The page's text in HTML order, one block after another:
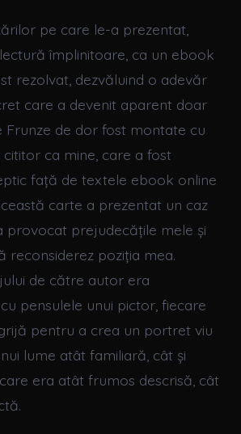
pe care le-a prezentat,
împlinitoare, ca un ebook
rezolvat, dezvăluind o adevăr
care a devenit aparent doar
Frunze de dor fost montate cu
ca mine, care a fost
față de textele ebook online
carte a prezentat un caz
provocat prejudecățile mele și
reconsiderez poziția mea.
de către autor era
pensulele unui pictor, fiecare
pentru a crea un portret viu
lume atât familiară, cât și
era atât frumos descrisă, cât